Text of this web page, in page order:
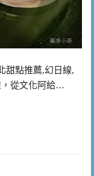
甜點推薦,幻日線,
，從文化阿給…